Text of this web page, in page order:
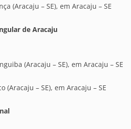
(Aracaju – SE), em Aracaju – SE
de Aracaju
(Aracaju – SE), em Aracaju – SE
(Aracaju – SE), em Aracaju – SE